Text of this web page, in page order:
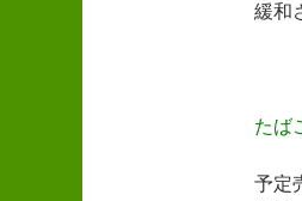
緩和
たば
予定